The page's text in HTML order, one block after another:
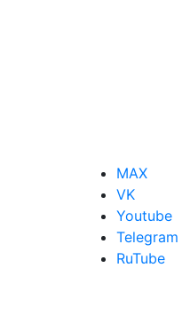
MAX
VK
Youtube
Telegram
RuTube